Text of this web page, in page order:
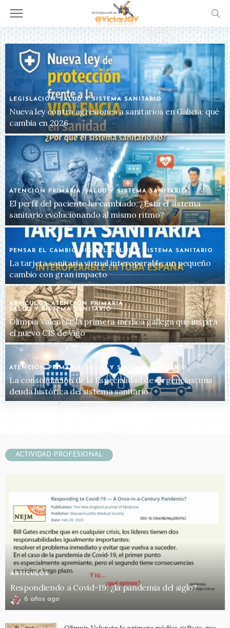
LEGISLACIÓN SALUD Y SISTEMA SANITARIO
Nueva ley contra agresiones a sanitarios en Galicia: qué
cambia en 2026
ATENCIÓN PRIMARIA SALUD Y SISTEMA SANITARIO
El perfil del paciente ha cambiado. ¿Está el sistema
sanitario evolucionando al mismo ritmo?
PENSAR EL CAMBIO DIGITAL SALUD Y SISTEMA SANITARIO
La tarjeta sanitaria virtual interoperable: un pequeño
cambio con gran impacto
ARTICULOS
ATENCIÓN PRIMARIA
SALUD Y SISTEMA SANITARIO
Olimpia Valencia: la primera médica gallega que inspira
el nuevo CIS de Vigo
ATENCIÓN PRIMARIA SALUD Y SISTEMA SANITARIO
La consolidación de la Especialidad de Urgencias: una
deuda histórica del sistema sanitario
ACTIVIDAD PROFESIONAL
ARTICULOS
Respondiendo a Covid-19: ¿la pandemia del siglo?
6 años ago